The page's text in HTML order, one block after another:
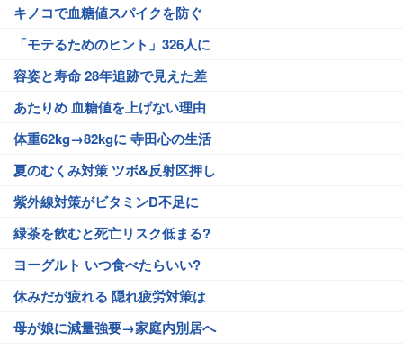
キノコで血糖値スパイクを防ぐ
「モテるためのヒント」326人に
容姿と寿命 28年追跡で見えた差
あたりめ 血糖値を上げない理由
体重62kg→82kgに 寺田心の生活
夏のむくみ対策 ツボ&反射区押し
紫外線対策がビタミンD不足に
緑茶を飲むと死亡リスク低まる?
ヨーグルト いつ食べたらいい?
休みだが疲れる 隠れ疲労対策は
母が娘に減量強要→家庭内別居へ